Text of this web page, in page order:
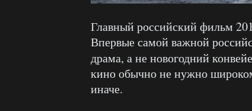
Главный российский фильм
Впервые самой важной
драма, а не новогодний
кино обычно не нужно
иначе.